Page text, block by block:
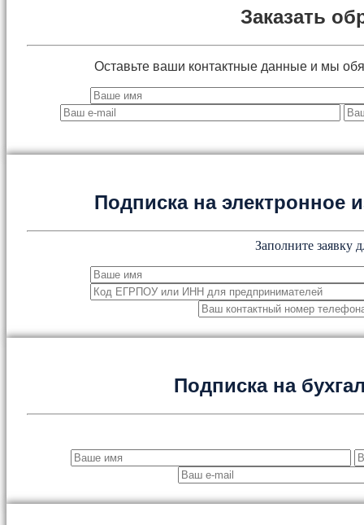
Заказать
Оставьте ваши контактные данные и мы
Подписка на электронное
Заполните заявку
Подписка на